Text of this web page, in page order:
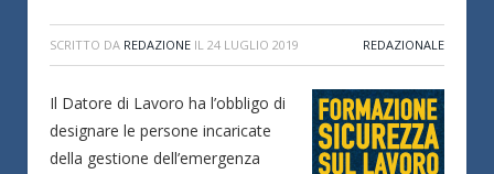
SCRITTO DA REDAZIONE IL 24 LUGLIO 2019 REDAZIONALE
Il Datore di Lavoro ha l’obbligo di
designare le persone incaricate
della gestione dell’emergenza